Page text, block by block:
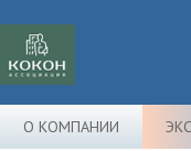
О КОМПАНИИ